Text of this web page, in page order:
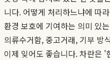
니다. 어떻게 처리하느냐에 따
환경 보호에 기여하는 의미 있
의류수거함, 중고거래, 기부 방
이제 잊어도 좋습니다. 차란은